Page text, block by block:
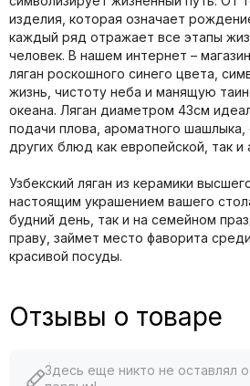
изделия, которая означает
каждый ряд отражает все этапы
человек. В нашем интернет –
ляган роскошного синего цвета,
жизнь, чистоту неба и манящую
океана. Ляган диаметром 43см
подачи плова, ароматного
других блюд как европейской, так и
Узбекский ляган из керамики
настоящим украшением вашего
будний день, так и на семейном
праву, займет место фаворита
красивой посуды.
Отзывы о товаре
Здесь еще никто не оставлял